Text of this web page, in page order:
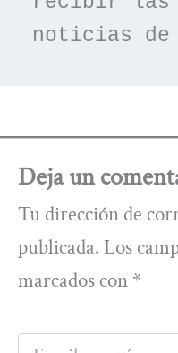
noticias de
Deja un
Tu dirección de
publicada. Los
marcados con *
Escribe